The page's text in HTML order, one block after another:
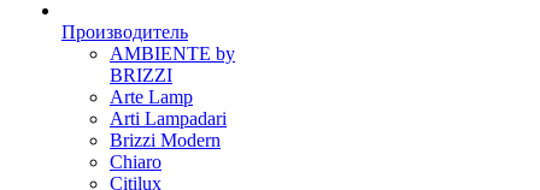
Производитель
AMBIENTE by
BRIZZI
Arte Lamp
Arti Lampadari
Brizzi Modern
Chiaro
Citilux